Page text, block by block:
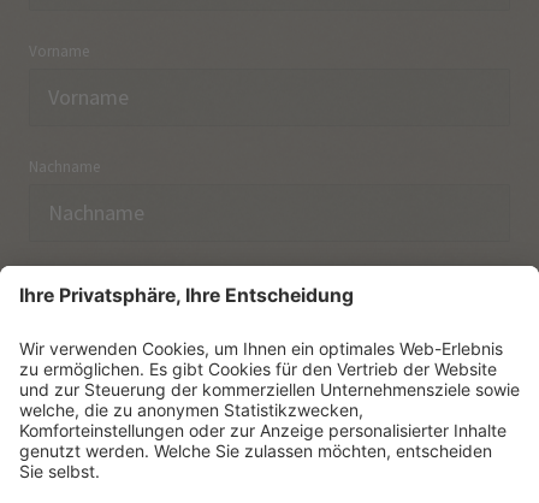
Vorname
Nachname
Ich habe dieDatenschutzerklärungzur Kenntnis
genommen.